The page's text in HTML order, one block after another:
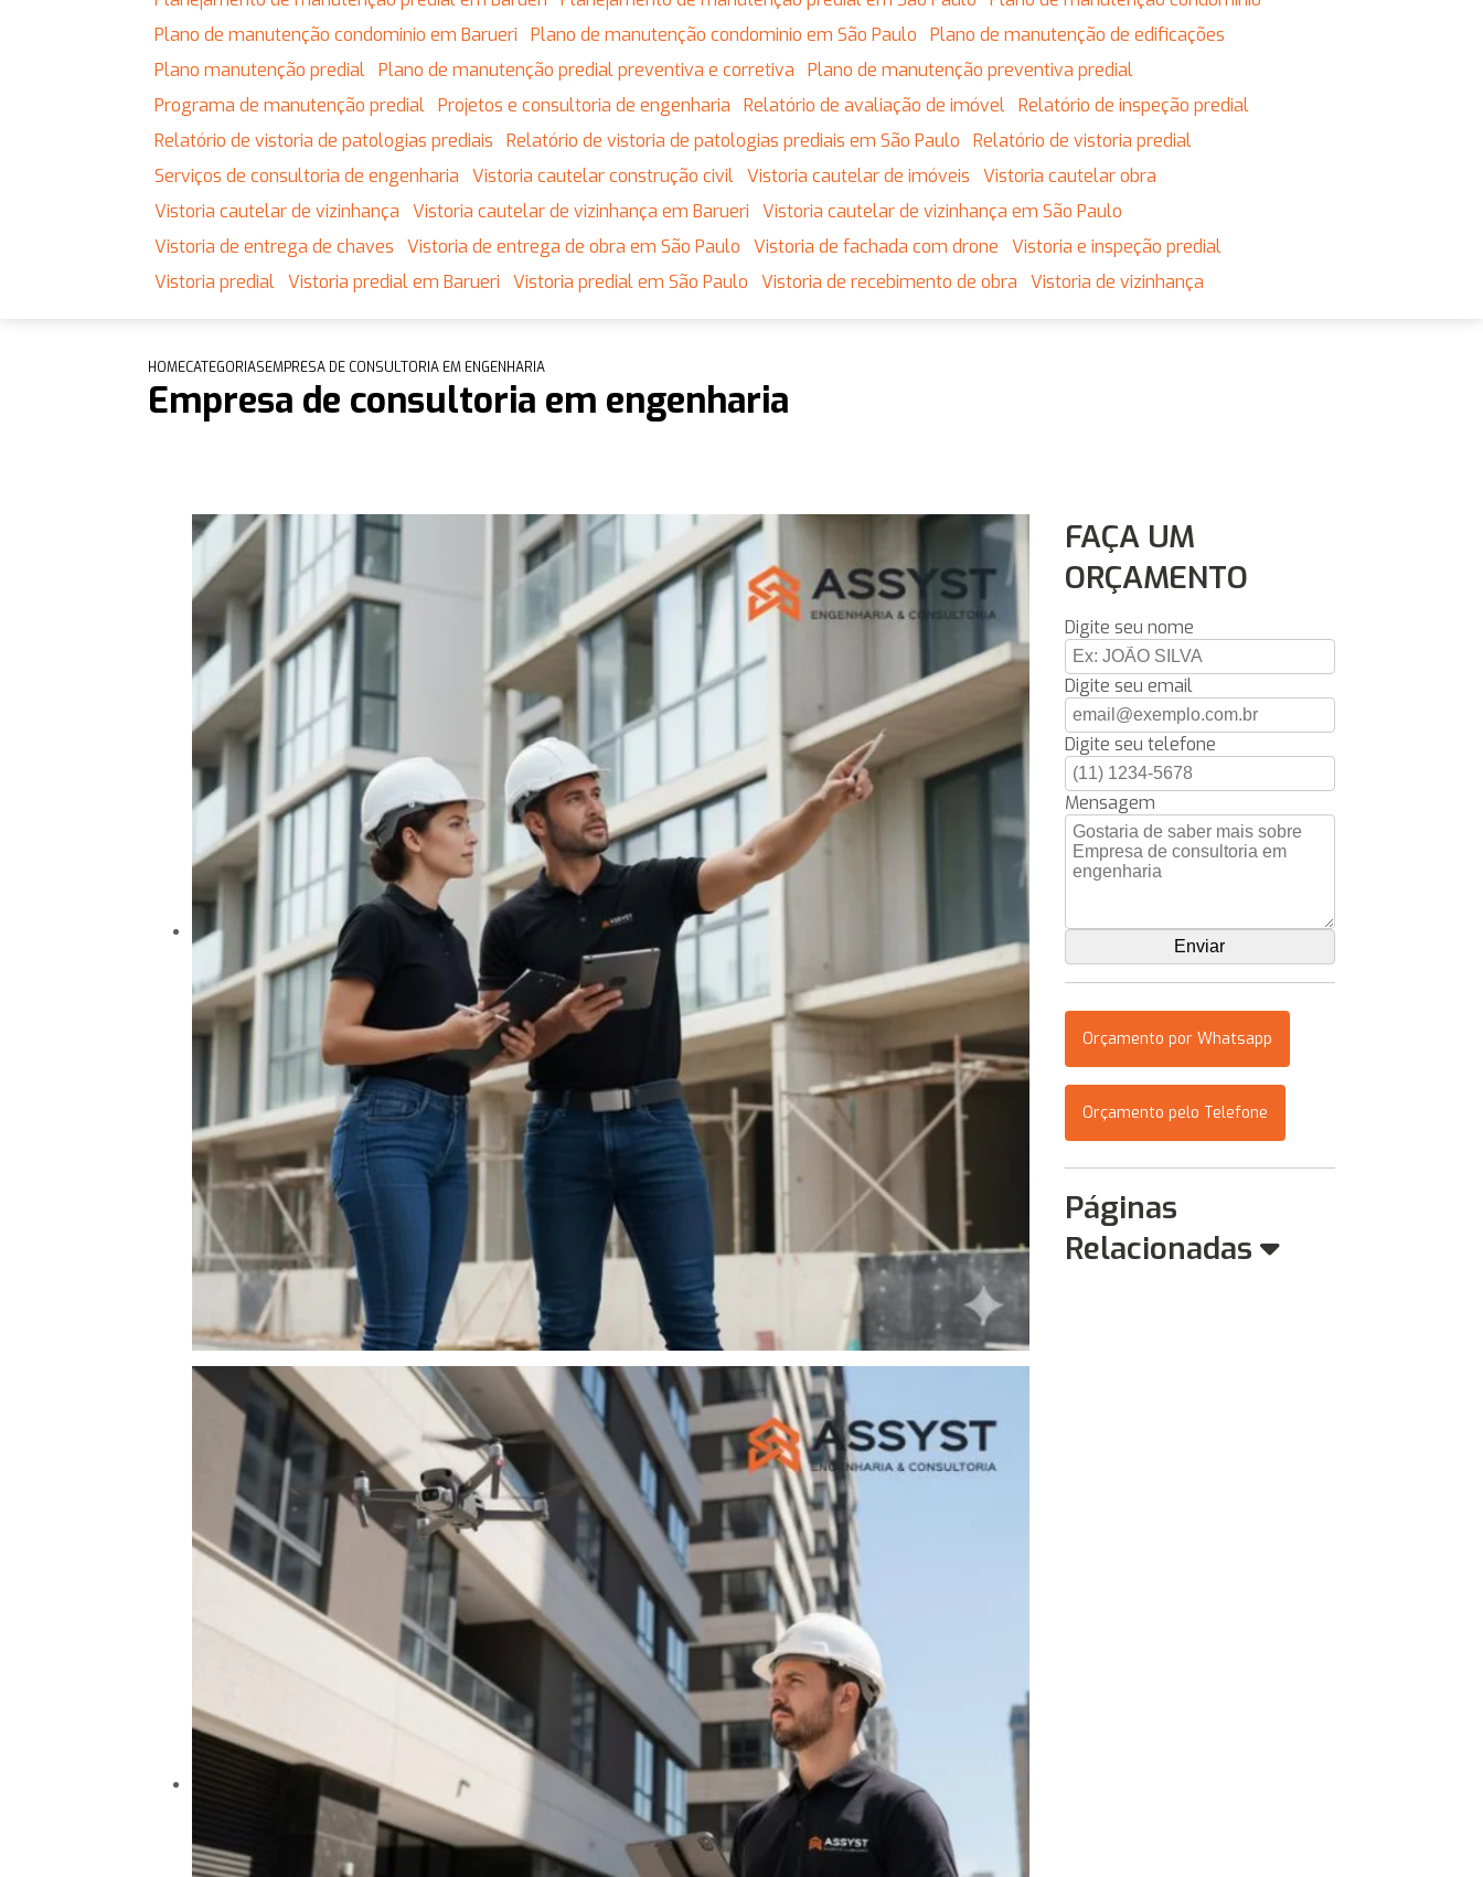
Plano de manutenção condominio em Barueri
Plano de manutenção condominio em São Paulo
Plano de manutenção de edificações
Plano manutenção predial
Plano de manutenção predial preventiva e corretiva
Plano de manutenção preventiva predial
Programa de manutenção predial
Projetos e consultoria de engenharia Relatório de avaliação de imóvel
Relatório de inspeção predial
Relatório de vistoria de patologias prediais
Relatório de vistoria de patologias prediais em São Paulo
Relatório de vistoria predial
Serviços de consultoria de engenharia
Vistoria cautelar construção civil Vistoria cautelar de imóveis
Vistoria cautelar obra
Vistoria cautelar de vizinhança
Vistoria cautelar de vizinhança em Barueri
Vistoria cautelar de vizinhança em São Paulo
Vistoria de entrega de chaves
Vistoria de entrega de obra em São Paulo Vistoria de fachada com drone
Vistoria e inspeção predial
Vistoria predial
Vistoria predial em Barueri Vistoria predial em São Paulo Vistoria de recebimento de obra Vistoria de vizinhança
HOMECATEGORIASEMPRESA DE CONSULTORIA EM ENGENHARIA
Empresa de consultoria em engenharia
FAÇA UM
ORÇAMENTO
Digite seu nome
Digite seu email
Digite seu telefone
Mensagem
Orçamento por Whatsapp
Orçamento pelo Telefone
Páginas
Relacionadas